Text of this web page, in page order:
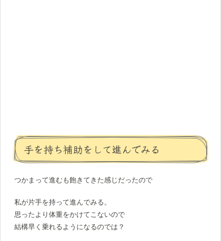
手を持ち補助をして進んでみる
つかまって進むも飽きてきた感じだったので
私が片手を持って進んでみる。
思ったより体重をかけてこないので
結構早く乗れるようになるのでは？